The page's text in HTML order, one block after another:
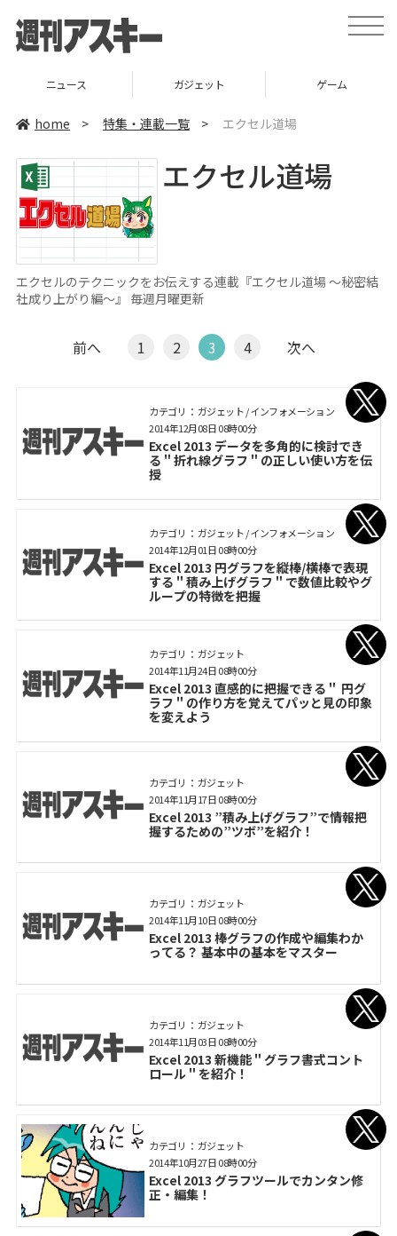
toggle
ニュース ガジェット ゲーム
home > 特集・連載一覧 > エクセル道場
エクセル道場
エクセルのテクニックをお伝えする連載『エクセル道場 ～秘密結
社成り上がり編～』 毎週月曜更新
前へ 1 2 3 4 次へ
カテゴリ： ガジェット / インフォメーション
Excel 2013 データを多角的に検討でき
る＂折れ線グラフ＂の正しい使い方を伝
授
2014年12月08日 08時00分
カテゴリ： ガジェット / インフォメーション
Excel 2013 円グラフを縦棒/横棒で表現
する＂積み上げグラフ＂で数値比較やグ
ループの特徴を把握
2014年12月01日 08時00分
カテゴリ： ガジェット
Excel 2013 直感的に把握できる＂ 円グ
ラフ＂の作り方を覚えてパッと見の印象
を変えよう
2014年11月24日 08時00分
カテゴリ： ガジェット
Excel 2013 ”積み上げグラフ”で情報把
握するための”ツボ”を紹介！
2014年11月17日 08時00分
カテゴリ： ガジェット
Excel 2013 棒グラフの作成や編集わか
ってる？ 基本中の基本をマスター
2014年11月10日 08時00分
カテゴリ： ガジェット
Excel 2013 新機能＂グラフ書式コント
ロール＂を紹介！
2014年11月03日 08時00分
カテゴリ： ガジェット
Excel 2013 グラフツールでカンタン修
正・編集！
2014年10月27日 08時00分